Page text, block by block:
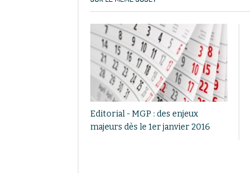
Editorial - MGP : des enjeux
majeurs dès le 1er janvier 2016